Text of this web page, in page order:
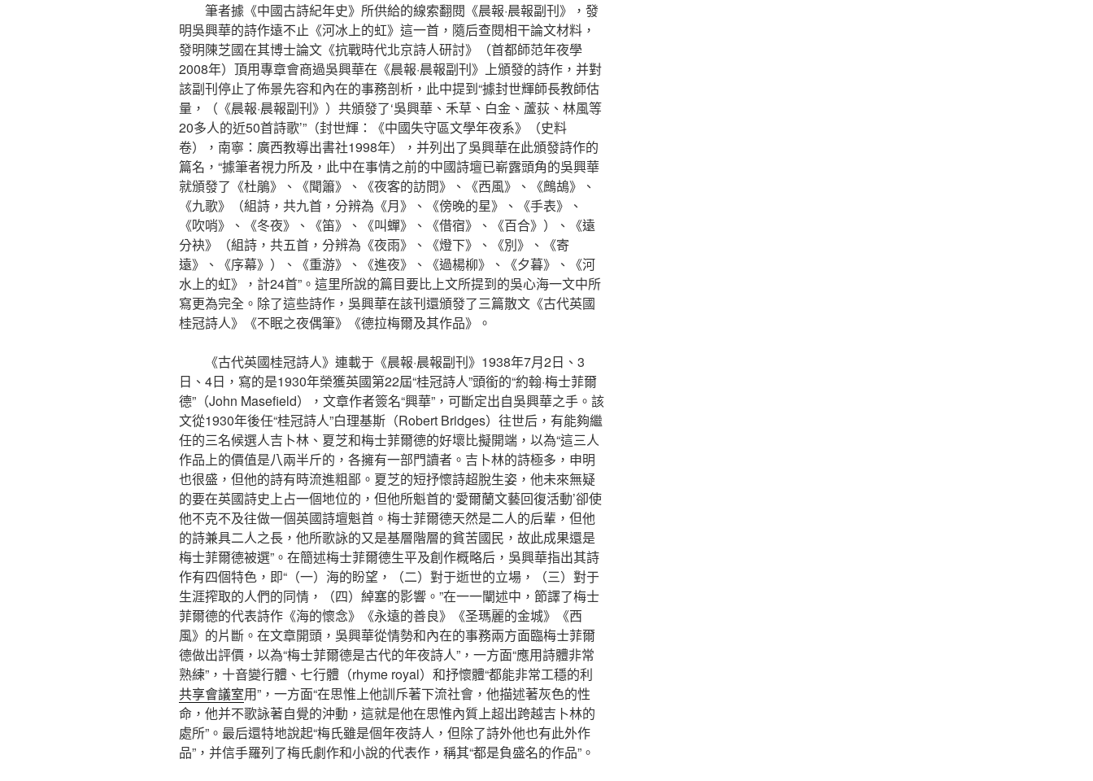
筆者據《中國古詩紀年史》所供給的線索翻閱《晨報·晨報副刊》，發
明吳興華的詩作遠不止《河冰上的虹》這一首，隨后查閱相干論文材料，
發明陳芝國在其博士論文《抗戰時代北京詩人研討》（首都師范年夜學
2008年）頂用專章會商過吳興華在《晨報·晨報副刊》上頒發的詩作，并對
該副刊停止了佈景先容和內在的事務剖析，此中提到“據封世輝師長教師估
量，（《晨報·晨報副刊》）共頒發了‘吳興華、禾草、白金、蘆荻、林風等
20多人的近50首詩歌’”（封世輝：《中國失守區文學年夜系》（史料
卷），南寧：廣西教導出書社1998年），并列出了吳興華在此頒發詩作的
篇名，“據筆者視力所及，此中在事情之前的中國詩壇已嶄露頭角的吳興華
就頒發了《杜鵑》、《聞簫》、《夜客的訪問》、《西風》、《鷓鴣》、
《九歌》（組詩，共九首，分辨為《月》、《傍晚的星》、《手表》、
《吹哨》、《冬夜》、《笛》、《叫蟬》、《借宿》、《百合》）、《遠
分袂》（組詩，共五首，分辨為《夜雨》、《燈下》、《別》、《寄
遠》、《序幕》）、《重游》、《進夜》、《過楊柳》、《夕暮》、《河
水上的虹》，計24首”。這里所說的篇目要比上文所提到的吳心海一文中所
寫更為完全。除了這些詩作，吳興華在該刊還頒發了三篇散文《古代英國
桂冠詩人》《不眠之夜偶筆》《德拉梅爾及其作品》。
《古代英國桂冠詩人》連載于《晨報·晨報副刊》1938年7月2日、3
日、4日，寫的是1930年榮獲英國第22屆“桂冠詩人”頭銜的“約翰·梅士菲爾
德”（John Masefield），文章作者簽名“興華”，可斷定出自吳興華之手。該
文從1930年後任“桂冠詩人”白理基斯（Robert Bridges）往世后，有能夠繼
任的三名候選人吉卜林、夏芝和梅士菲爾德的好壞比擬開端，以為“這三人
作品上的價值是八兩半斤的，各擁有一部門讀者。吉卜林的詩極多，申明
也很盛，但他的詩有時流進粗鄙。夏芝的短抒懷詩超脫生姿，他未來無疑
的要在英國詩史上占一個地位的，但他所魁首的‘愛爾蘭文藝回復活動’卻使
他不克不及往做一個英國詩壇魁首。梅士菲爾德天然是二人的后輩，但他
的詩兼具二人之長，他所歌詠的又是基層階層的貧苦國民，故此成果還是
梅士菲爾德被選”。在簡述梅士菲爾德生平及創作概略后，吳興華指出其詩
作有四個特色，即“（一）海的盼望，（二）對于逝世的立場，（三）對于
生涯搾取的人們的同情，（四）綽塞的影響。”在一一闡述中，節譯了梅士
菲爾德的代表詩作《海的懷念》《永遠的善良》《圣瑪麗的金城》《西
風》的片斷。在文章開頭，吳興華從情勢和內在的事務兩方面臨梅士菲爾
德做出評價，以為“梅士菲爾德是古代的年夜詩人”，一方面“應用詩體非常
熟練”，十音變行體、七行體（rhyme royal）和抒懷體“都能非常工穩的利
共享會議室用”，一方面“在思惟上他訓斥著下流社會，他描述著灰色的性
命，他并不歌詠著自覺的沖動，這就是他在思惟內質上超出跨越吉卜林的
處所”。最后還特地說起“梅氏雖是個年夜詩人，但除了詩外他也有此外作
品”，并信手羅列了梅氏劇作和小說的代表作，稱其“都是負盛名的作品”。